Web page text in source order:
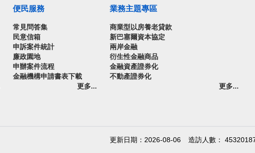
便民服務
常見問答集
民意信箱
申訴案件統計
廉政園地
申辦案件流程
金融機構申請書表下載
更多...
業務主題專區
商業型以房養老貸款
新巴塞爾資本協定
兩岸金融
衍生性金融商品
金融資產證券化
不動產證券化
更多...
造訪人數：
更新日期：2026-08-06